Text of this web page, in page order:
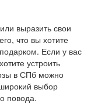
выразить свои
что вы хотите
Если у вас
устроить
в СПб можно
выбор
повода.